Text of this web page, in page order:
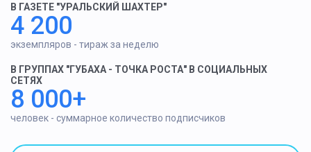
В ГАЗЕТЕ "УРАЛЬСКИЙ ШАХТЕР"
4 200
экземпляров - тираж за неделю
В ГРУППАХ "ГУБАХА - ТОЧКА РОСТА" В СОЦИАЛЬНЫХ
СЕТЯХ
8 000+
человек - суммарное количество подписчиков